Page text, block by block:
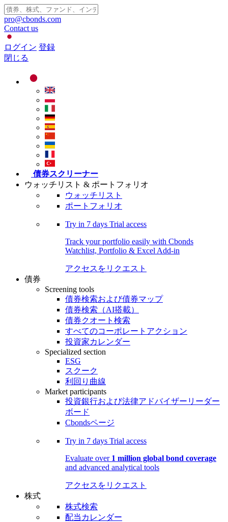
pro@cbonds.com
Contact us
ログイン 登録
閉じる
債券スクリーナー
ウォッチリスト & ポートフォリオ
ウォッチリスト
ポートフォリオ
Try in 7 days Trial access
Track your portfolio easily with Cbonds
Watchlist, Portfolio & Excel Add-in
アクセスをリクエスト
債券
Screening tools
債券検索および債券マップ
債券検索（AI搭載）
債券クオート検索
すべてのコーポレートアクション
投資家カレンダー
Specialized section
ESG
スクーク
利回り曲線
Market participants
投資銀行および法律アドバイザーリーダー
ボード
Cbondsページ
Try in 7 days Trial access
Evaluate over 1 million global bond coverage
and advanced analytical tools
アクセスをリクエスト
株式
株式検索
配当カレンダー